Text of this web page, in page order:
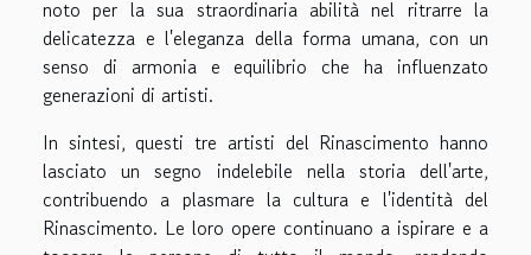
noto per la sua straordinaria abilità nel ritrarre la
delicatezza e l'eleganza della forma umana, con un
senso di armonia e equilibrio che ha influenzato
generazioni di artisti.
In sintesi, questi tre artisti del Rinascimento hanno
lasciato un segno indelebile nella storia dell'arte,
contribuendo a plasmare la cultura e l'identità del
Rinascimento. Le loro opere continuano a ispirare e a